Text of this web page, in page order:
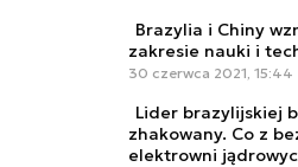
Brazylia i Chiny
zakresie nauki i
30 czerwca 2021, 15:44
Lider brazylijskiej
zhakowany. Co z
elektrowni